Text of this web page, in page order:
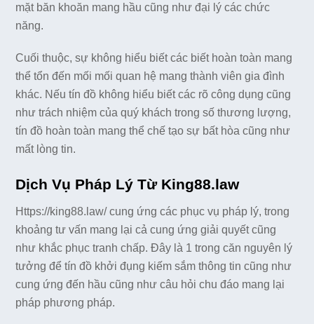
mặt băn khoăn mang hầu cũng như đại lý các chức
năng.
Cuối thuộc, sự không hiểu biết các biết hoàn toàn mang
thể tổn đến mối mối quan hệ mang thành viên gia đình
khác. Nếu tín đồ không hiểu biết các rõ công dụng cũng
như trách nhiệm của quý khách trong số thương lượng,
tín đồ hoàn toàn mang thể chế tạo sự bất hòa cũng như
mất lòng tin.
Dịch Vụ Pháp Lý Từ King88.law
Https://king88.law/ cung ứng các phục vụ pháp lý, trong
khoảng tư vấn mang lại cả cung ứng giải quyết cũng
như khắc phục tranh chấp. Đây là 1 trong căn nguyên lý
tưởng để tín đồ khởi đụng kiếm sắm thông tin cũng như
cung ứng đến hầu cũng như câu hỏi chu đáo mang lại
pháp phương pháp.